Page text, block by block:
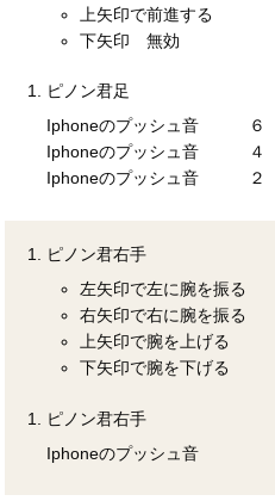
上矢印で前進する
下矢印 無効
ピノン君足
Iphoneのプッシュ音 ６
Iphoneのプッシュ音 ４
Iphoneのプッシュ音 ２
ピノン君右手
左矢印で左に腕を振る
右矢印で右に腕を振る
上矢印で腕を上げる
下矢印で腕を下げる
ピノン君右手
Iphoneのプッシュ音